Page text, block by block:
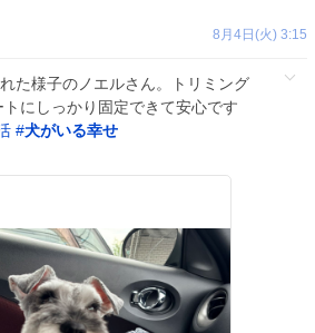
8月4日(火) 3:15
た様子のノエルさん。トリミング
にしっかり固定できて安心です
#犬がいる幸せ